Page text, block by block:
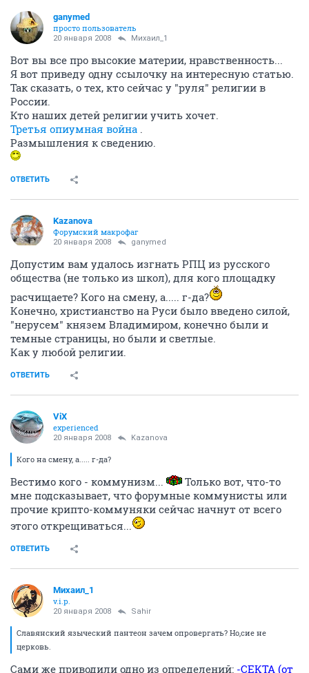
ganymed
просто пользователь
20 января 2008 Михаил_1
Вот вы все про высокие материи, нравственность...
Я вот приведу одну ссылочку на интересную статью.
Так сказать, о тех, кто сейчас у "руля" религии в
России.
Кто наших детей религии учить хочет.
Третья опиумная война .
Размышления к сведению.
ОТВЕТИТЬ
Kazanova
Форумский макрофаг
20 января 2008 ganymed
Допустим вам удалось изгнать РПЦ из русского
общества (не только из школ), для кого площадку
расчищаете? Кого на смену, а..... г-да?
Конечно, христианство на Руси было введено силой,
"нерусем" князем Владимиром, конечно были и
темные страницы, но были и светлые.
Как у любой религии.
ОТВЕТИТЬ
ViX
experienced
20 января 2008 Kazanova
Кого на смену, а..... г-да?
Вестимо кого - коммунизм...
Только вот, что-то
мне подсказывает, что форумные коммунисты или
прочие крипто-коммуняки сейчас начнут от всего
этого открещиваться...
ОТВЕТИТЬ
Михаил_1
v.i.p.
20 января 2008 Sahir
Славянский языческий пантеон зачем опровергать? Но,сие не
церковь.
Сами же приводили одно из определений: -СЕКТА (от